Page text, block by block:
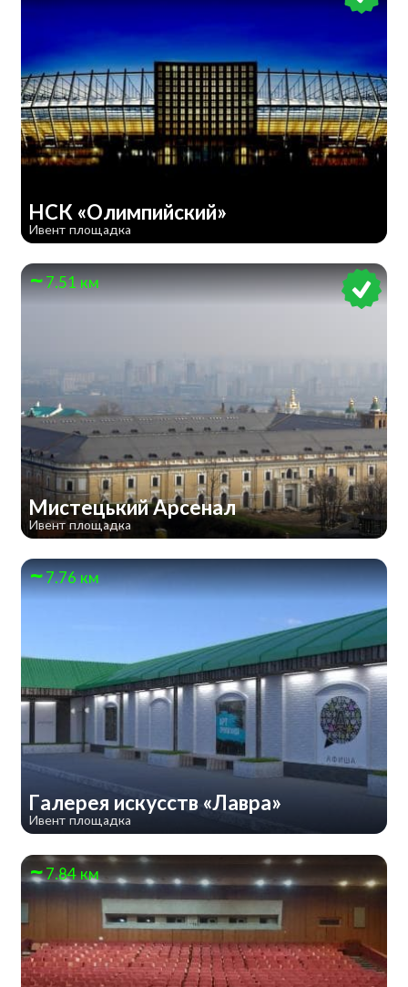
НСК «Олимпийский»
Ивент площадка
7.51 км
Мистецький Арсенал
Ивент площадка
7.76 км
Галерея искусств «Лавра»
Ивент площадка
7.84 км